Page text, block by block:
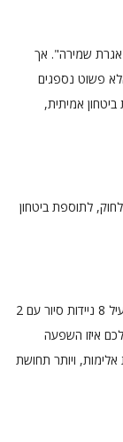
ש"ח כתוספת "אגרת שמירה". אך
אלא פשוט נספגים
אמיתית,
לתוספת ביטחון
עם 7 מיליון ש"ח נוספים באמת לביטחון, ניתן היה להפעיל 8 ניידות סיור עם 2
איזו השפעה
ויותר תחושת